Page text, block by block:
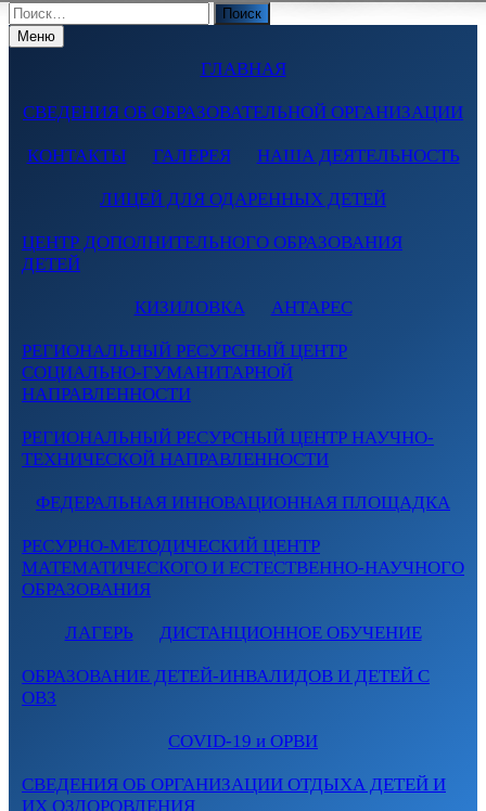
Поиск
по:Меню
ГЛАВНАЯ
СВЕДЕНИЯ ОБ ОБРАЗОВАТЕЛЬНОЙ ОРГАНИЗАЦИИ
КОНТАКТЫ ГАЛЕРЕЯ НАША ДЕЯТЕЛЬНОСТЬ
ЛИЦЕЙ ДЛЯ ОДАРЕННЫХ ДЕТЕЙ
ЦЕНТР ДОПОЛНИТЕЛЬНОГО ОБРАЗОВАНИЯ
ДЕТЕЙ
КИЗИЛОВКА АНТАРЕС
РЕГИОНАЛЬНЫЙ РЕСУРСНЫЙ ЦЕНТР
СОЦИАЛЬНО-ГУМАНИТАРНОЙ
НАПРАВЛЕННОСТИ
РЕГИОНАЛЬНЫЙ РЕСУРСНЫЙ ЦЕНТР НАУЧНО-
ТЕХНИЧЕСКОЙ НАПРАВЛЕННОСТИ
ФЕДЕРАЛЬНАЯ ИННОВАЦИОННАЯ ПЛОЩАДКА
РЕСУРНО-МЕТОДИЧЕСКИЙ ЦЕНТР
МАТЕМАТИЧЕСКОГО И ЕСТЕСТВЕННО-НАУЧНОГО
ОБРАЗОВАНИЯ
ЛАГЕРЬ ДИСТАНЦИОННОЕ ОБУЧЕНИЕ
ОБРАЗОВАНИЕ ДЕТЕЙ-ИНВАЛИДОВ И ДЕТЕЙ С
ОВЗ
COVID-19 и ОРВИ
СВЕДЕНИЯ ОБ ОРГАНИЗАЦИИ ОТДЫХА ДЕТЕЙ И
ИХ ОЗДОРОВЛЕНИЯ